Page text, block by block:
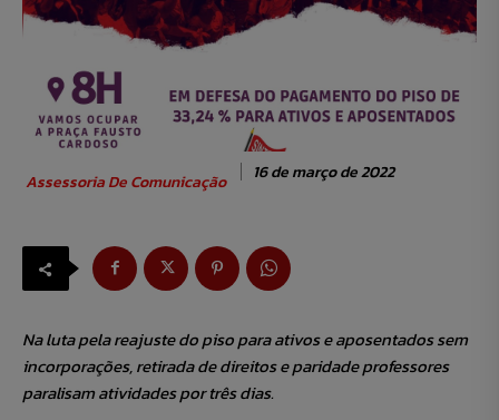
Assessoria De Comunicação 16 de março de 2022
Na luta pela reajuste do piso para ativos e aposentados sem
incorporações, retirada de direitos e paridade professores
paralisam atividades por três dias.